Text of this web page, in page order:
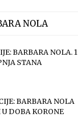
NOLA
BARBARA NOLA. 1
STANA
BARBARA NOLA
DOBA KORONE